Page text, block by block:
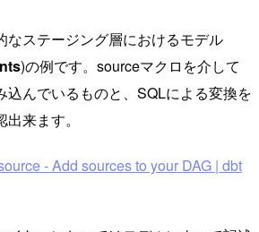
なステージング層におけるモデル
)の例です。sourceマクロを介して
込んでいるものと、SQLによる変換を
来ます。
- Add sources to your DAG | dbt